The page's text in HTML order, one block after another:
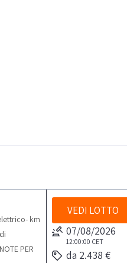
km
PER
VEDI LOTTO
07/08/2026
12:00:00 CET
da 2.438 €